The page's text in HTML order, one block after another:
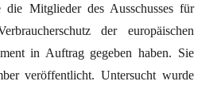
die Mitglieder des Ausschusses für
der europäischen
in Auftrag gegeben haben. Sie
veröffentlicht. Untersucht wurde